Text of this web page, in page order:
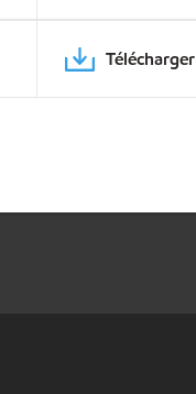
Télécharger